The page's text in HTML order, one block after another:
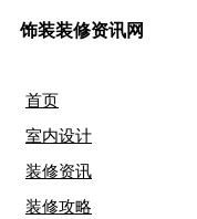
饰装装修资讯网
首页
室内设计
装修资讯
装修攻略